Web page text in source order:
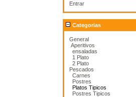
Entrar
Categorias
General
Aperitivos
ensaladas
1 Plato
2 Plato
Pescados
Carnes
Postres
Platos Tipicos
Postres Tipicos